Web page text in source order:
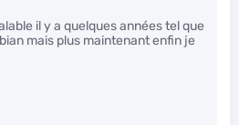
il y a quelques années tel que
mais plus maintenant enfin je